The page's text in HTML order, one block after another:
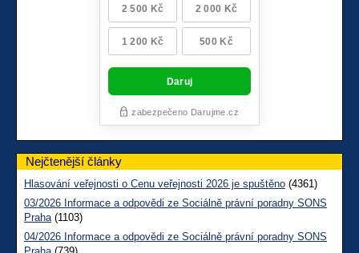
Nejčtenější články
Hlasování veřejnosti o Cenu veřejnosti 2026 je spuštěno (4361)
03/2026 Informace a odpovědi ze Sociálně právní poradny SONS
Praha(1103)
04/2026 Informace a odpovědi ze Sociálně právní poradny SONS